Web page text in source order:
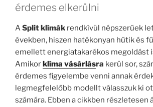
érdemes elkerülni
ASplit klímák rendkívül népszerűek
években, hiszen hatékonyan hűtik és
emellett energiatakarékos megoldást
Amikorklíma vásárlásra kerül sor,
érdemes figyelembe venni annak
legmegfelelőbb modellt válasszuk ki
számára. Ebben a cikkben részletesen